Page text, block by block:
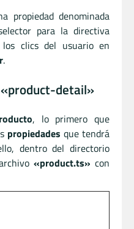
propiedad denominada
para la directiva
clics del usuario en
.
detail»
, lo primero que
propiedades que tendrá
dentro del directorio
«product.ts» con